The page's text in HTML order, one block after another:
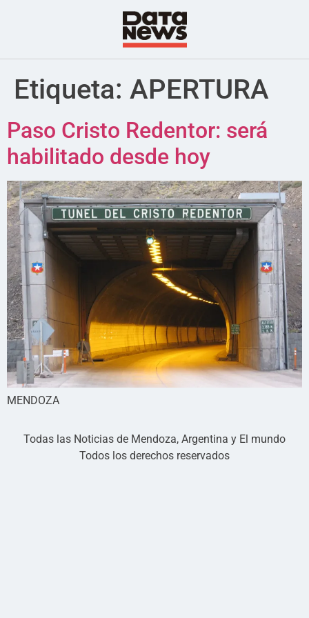
Etiqueta: APERTURA
Paso Cristo Redentor: será
habilitado desde hoy
MENDOZA
Todas las Noticias de Mendoza, Argentina y El mundo
Todos los derechos reservados